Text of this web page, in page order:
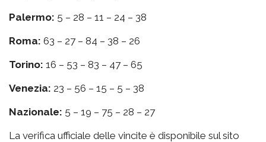
Palermo: 5 – 28 – 11 – 24 – 38
Roma: 63 – 27 – 84 – 38 – 26
Torino: 16 – 53 – 83 – 47 – 65
Venezia: 23 – 56 – 15 – 5 – 38
Nazionale: 5 – 19 – 75 – 28 – 27
La verifica ufficiale delle vincite è disponibile sul sito